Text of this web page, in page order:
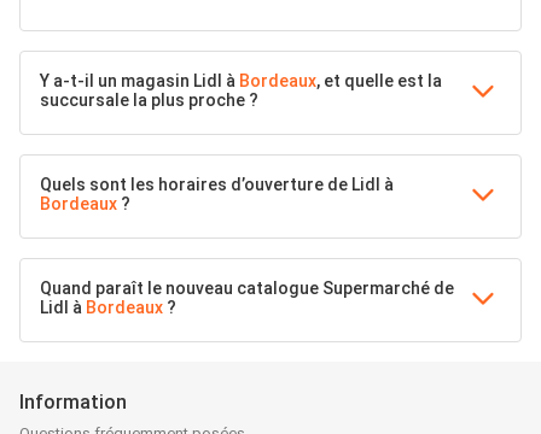
Y a-t-il un magasin Lidl à Bordeaux, et quelle est la
succursale la plus proche ?
Quels sont les horaires d’ouverture de Lidl à
Bordeaux ?
Quand paraît le nouveau catalogue Supermarché de
Lidl à Bordeaux ?
Information